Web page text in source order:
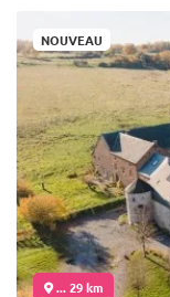
NOUVEAU
... 29 km